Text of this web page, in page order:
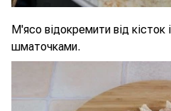
М'ясо відокремити від кісток
шматочками.